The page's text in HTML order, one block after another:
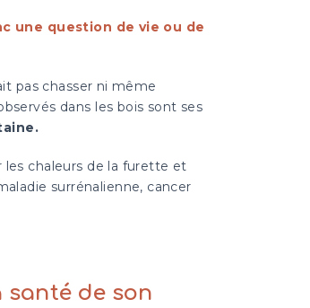
une question de vie ou de
pas chasser ni même
dans les bois sont ses
chaleurs de la furette et
surrénalienne, cancer
santé de son